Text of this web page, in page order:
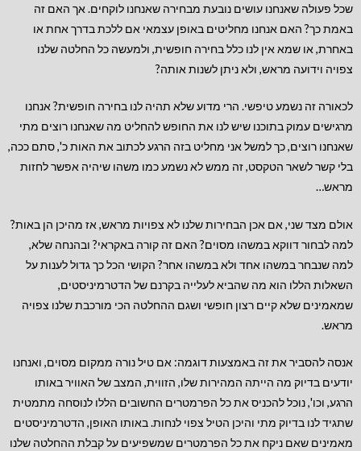
שכל פעולה שאנחנו עושים נובעת מבחירה שאנחנו לוקחים. אך האם זה
באמת כך? האם אנחנו מחליטים באופן עצמאי אם ללכת בדרך אחת או
באחרת, או שמא אין לנו כלל בחירה חופשית, ולמעשה כל החלטה שלנו
צפויה וידועה מראש, ולא ניתן לשנות אותה?
לכאורה זה נשמע טיפשי. הרי מדוע שלא תהיה לנו בחירה חופשית? אנחנו
מרגישים עמוק בתוכנו שיש לנו את החופש להחליט מה שאנחנו רוצים מתי
שאנחנו רוצים, כך למשל אני מחליט בזה הרגע לכתוב את האות כ', סתם ככה,
בלי קשר לשאר הטקסט, זה ממש לא נשמע כמו משהו שיהיה אפשר לחזות
מראש…
אולם מצד שני, אם אכן הבחירות שלנו לא צפויות מראש, אז מהיכן הן באות?
למה לבחור דווקא במשהו מסוים? האם זה קורה באקראי? ובהנחה שלא,
למה שנבחר במשהו אחד ולא במשהו אחר? הקושי הכל כך גדול לענות על
השאלות הללו הוא מה שהביא לעלייה בקרנם של הדטרמיניסטים,
שמאמינים שלא קיים רצון חופשי ושגם ההחלטה הכי מורכבת שלנו צפויה
מראש.
אנסה להסביר את זה באמצעות דוגמה: אם טיל נורה ממקום מסוים, ואנחנו
יודעים בדיוק מה הייתה המהירות שלו, הזווית, המצב של האוויר באותו
הרגע, וכו', נוכל להכניס את כל הפרמטרים החשובים הללו לנוסחה מתמטית
שתגיד לנו בדיוק מתי והיכן הטיל צפוי לנחות. באותו האופן, הדטרמיניסטים
מאמינים שאם ניקח את כל הפרמטרים שמשפיעים על קבלת ההחלטה שלנו